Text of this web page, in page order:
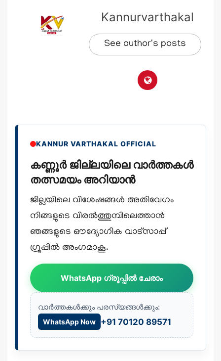
Kannurvarthakal
See author's posts
KANNUR VARTHAKAL OFFICIAL
കണ്ണൂർ ജില്ലയിലെ വാർത്തകൾ
തത്സമയം അറിയാൻ
ജില്ലയിലെ വിശേഷങ്ങൾ അതിവേഗം
നിങ്ങളുടെ വിരൽത്തുമ്പിലെത്താൻ
ഞങ്ങളുടെ ഔദ്യോഗിക വാട്സാപ്പ്
ഗ്രൂപ്പിൽ അംഗമാകൂ.
WhatsApp ഗ്രൂപ്പിൽ ചേരാം
വാർത്തകൾക്കും പരസ്യങ്ങൾക്കും:
WhatsApp Now +91 70120 89571